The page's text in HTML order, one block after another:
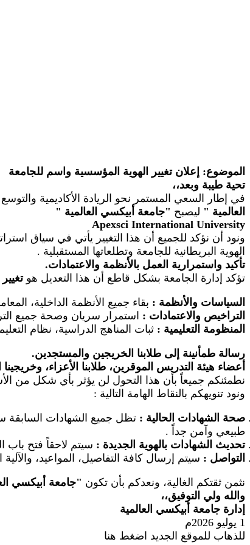
الموضوع: إعلان تغيير الهوية المؤسسية واسم للجامعة
تحية طيبة وبعد،،
في إطار السعي المستمر نحو الريادة الأكاديمية
العالمية " ليصبح "جامعة أبيكسي العالمية "
International University
Apexsci
ونود أن نؤكد للجميع أن هذا التغيير يأتي في سياق
الهوية البريطانية للجامعة وتطلعاتها المستقبلية .
تأكيد واستمرارية العمل بالأنظمة والاعتمادات.
تؤكد إدارة الجامعة بشكل قاطع أن هذا التعديل هو
السياسات والأنظمة : بقاء جميع الأنظمة الداخلية،
التراخيص والاعتمادات : استمرار سريان وصحة جميع
المنظومة التعليمية : ثبات المناهج الدراسية، نظام
رسالة طمأنينة إلى طلابنا الخريجين والمستجدين.
أعضاء هيئة التدريس الموقرين، طلابنا الأعزاء،
نطمئنكم جميعاً بأن هذا التحول لن يؤثر بأي شكل من
ونود تنويهكم بالنقاط الهامة التالية :
صحة الشهادات الحالية : تظل جميع الشهادات السابقة
طبيعي وآمن جداً .
تحديث الشهادات بالهوية الجديدة : سيتم لاحقاً فتح باب
التواصل : سيتم إرسال كافة التفاصيل، المواعيد، والآلية
نثمن ثقتكم الغالية، ونعدكم بأن تكون "جامعة أبيكسي
والله ولي التوفيق،،
إدارة جامعة أبيكسي العالمية
1 يوليو 2026م
للذهاب للموقع الجديد اضغط هنا